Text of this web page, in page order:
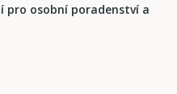
pro osobní poradenství a